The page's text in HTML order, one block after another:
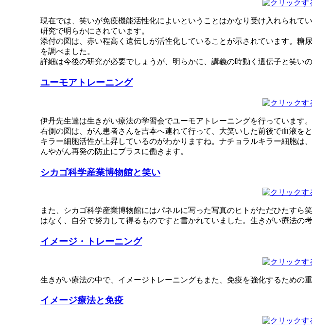
現在では、笑いが免疫機能活性化によいということはかなり受け入れられ
研究で明らかにされています。
添付の図は、赤い程高く遺伝しが活性化していることが示されています。
を調べました。
詳細は今後の研究が必要でしょうが、明らかに、講義の時動く遺伝子と笑い
ユーモアトレーニング
伊丹先生達は生きがい療法の学習会でユーモアトレーニングを行っています
右側の図は、がん患者さんを吉本へ連れて行って、大笑いした前後で血液
キラー細胞活性が上昇しているのがわかりますね。ナチョラルキラー細胞
んやがん再発の防止にプラスに働きます。
シカゴ科学産業博物館と笑い
また、シカゴ科学産業博物館にはパネルに写った写真のヒトがただひたす
はなく、自分で努力して得るものですと書かれていました。生きがい療法の考
イメージ・トレーニング
生きがい療法の中で、イメージトレーニングもまた、免疫を強化するための重
イメージ療法と免疫